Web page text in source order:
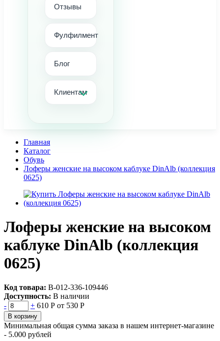
Отзывы
Фулфилмент
Блог
Клиентам
Главная
Каталог
Обувь
Лоферы женские на высоком каблуке DinAlb (коллекция
0625)
Лоферы женские на высоком
каблуке DinAlb (коллекция
0625)
Код товара: В-012-336-109446
Доступность: В наличии
-
+ 610 Р от 530 Р
В корзину
Минимальная общая сумма заказа в нашем интернет-магазине
- 5.000 рублей